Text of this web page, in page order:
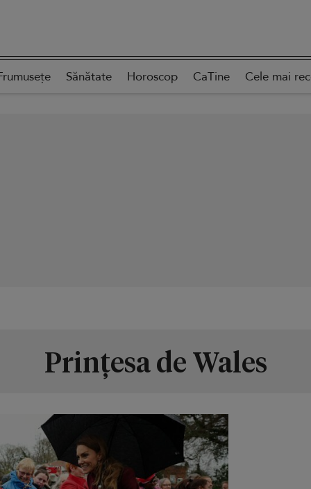
Sănătate Horoscop CaTine Cele mai
Prințesa de Wales